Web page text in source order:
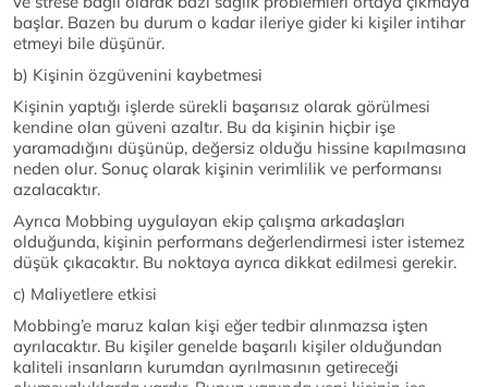
başlar. Bazen bu durum o kadar ileriye gider ki kişiler intihar
etmeyi bile düşünür.
b) Kişinin özgüvenini kaybetmesi
Kişinin yaptığı işlerde sürekli başarısız olarak görülmesi
kendine olan güveni azaltır. Bu da kişinin hiçbir işe
yaramadığını düşünüp, değersiz olduğu hissine kapılmasına
neden olur. Sonuç olarak kişinin verimlilik ve performansı
azalacaktır.
Ayrıca Mobbing uygulayan ekip çalışma arkadaşları
olduğunda, kişinin performans değerlendirmesi ister istemez
düşük çıkacaktır. Bu noktaya ayrıca dikkat edilmesi gerekir.
c) Maliyetlere etkisi
Mobbing’e maruz kalan kişi eğer tedbir alınmazsa işten
ayrılacaktır. Bu kişiler genelde başarılı kişiler olduğundan
kaliteli insanların kurumdan ayrılmasının getireceği